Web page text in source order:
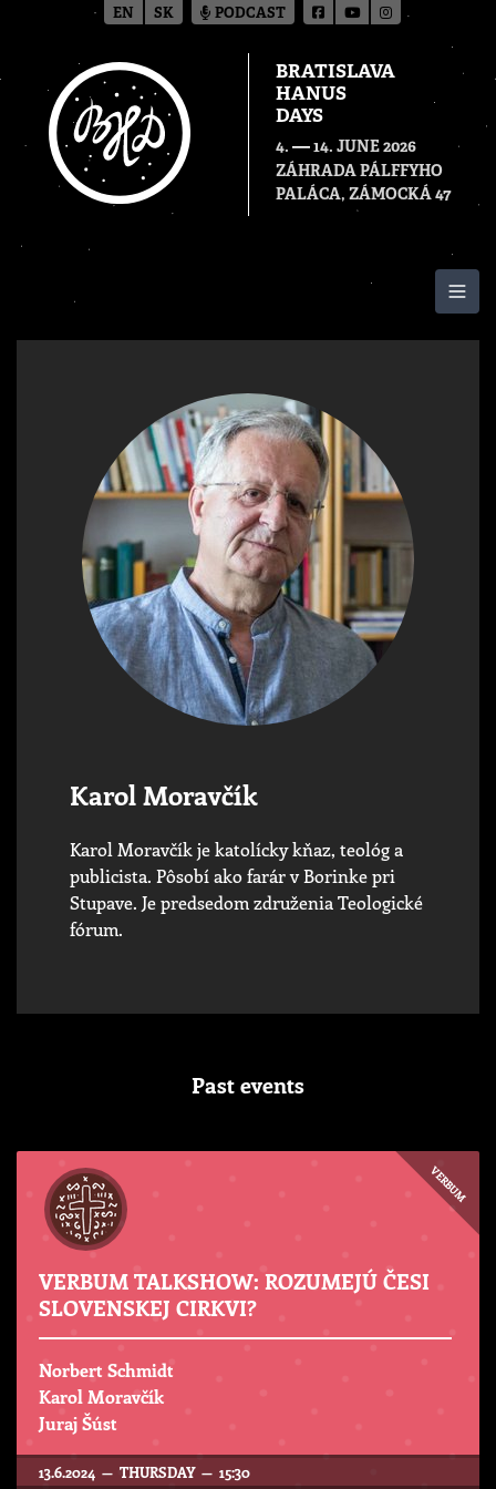
BRATISLAVA
HANUS
DAYS
4. — 14. JUNE 2026
ZÁHRADA PÁLFFYHO
PALÁCA, ZÁMOCKÁ 47
Karol Moravčík
Karol Moravčík je katolícky kňaz, teológ a
publicista. Pôsobí ako farár v Borinke pri
Stupave. Je predsedom združenia Teologické
fórum.
Past events
VERBUM
VERBUM TALKSHOW: ROZUMEJÚ ČESI
SLOVENSKEJ CIRKVI?
Norbert Schmidt
Karol Moravčík
Juraj Šúst
13.6.2024 — THURSDAY — 15:30
EN SK PODCAST